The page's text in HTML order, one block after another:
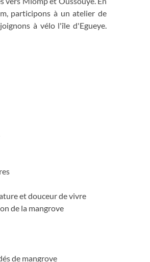
participons à un atelier de
à vélo l'île d'Egueye.
et l'atmosphère
de la Casamance, entre
et douceur de vivre
de la mangrove
de mangrove